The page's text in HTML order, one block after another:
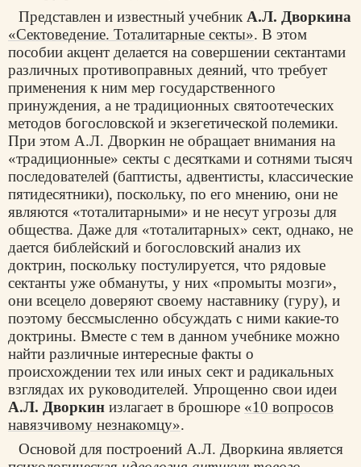
Представлен и известный учебник А.Л. Дворкина
«Сектоведение. Тоталитарные секты». В этом
пособии акцент делается на совершении сектантами
различных противоправных деяний, что требует
применения к ним мер государственного
принуждения, а не традиционных святоотеческих
методов богословской и экзегетической полемики.
При этом А.Л. Дворкин не обращает внимания на
«традиционные» секты с десятками и сотнями тысяч
последователей (баптисты, адвентисты, классические
пятидесятники), поскольку, по его мнению, они не
являются «тоталитарными» и не несут угрозы для
общества. Даже для «тоталитарных» сект, однако, не
дается библейский и богословский анализ их
доктрин, поскольку постулируется, что рядовые
сектанты уже обмануты, у них «промыты мозги»,
они всецело доверяют своему наставнику (гуру), и
поэтому бессмысленно обсуждать с ними какие-то
доктрины. Вместе с тем в данном учебнике можно
найти различные интересные факты о
происхождении тех или иных сект и радикальных
взглядах их руководителей. Упрощенно свои идеи
А.Л. Дворкин излагает в брошюре «10 вопросов
навязчивому незнакомцу».
Основой для построений А.Л. Дворкина является